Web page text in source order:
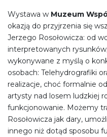
Wystawa w Muzeum
okazją do przyjrzenia się
Jerzego Rosołowicza: od
interpretowanych
wykonywane z myślą o
osobach: Telehydrografiki
realizacje, choć formalnie
artysty nad losem ludzkiej
funkcjonowanie. Możemy
Rosołowicza jak dary,
innego niż dotąd sposobu